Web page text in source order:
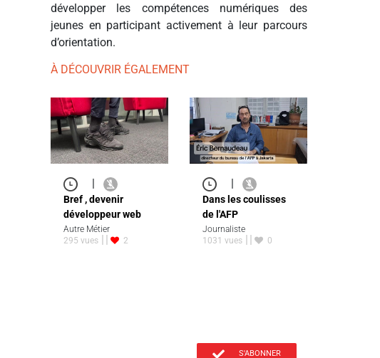
développer les compétences numériques des
jeunes en participant activement à leur parcours
d’orientation.
À DÉCOUVRIR ÉGALEMENT
Bref , devenir
développeur web
Autre Métier
295 vues
2
Dans les coulisses
de l'AFP
Journaliste
1031 vues
0
S'ABONNER